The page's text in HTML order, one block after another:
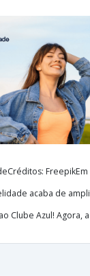
acaba de
Clube Azul! Agora,